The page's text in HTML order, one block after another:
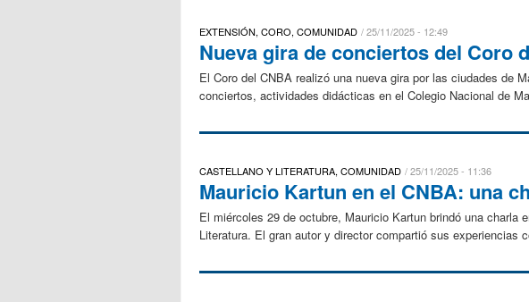
EXTENSIÓN, CORO, COMUNIDAD 25/11/2025 - 12:49
Nueva gira de conciertos del Coro
El Coro del CNBA realizó una nueva gira por las ciudades de
conciertos, actividades didácticas en el Colegio Nacional de
CASTELLANO Y LITERATURA, COMUNIDAD 25/11/2025 - 11:36
Mauricio Kartun en el CNBA: una
El miércoles 29 de octubre, Mauricio Kartun brindó una charla
Literatura. El gran autor y director compartió sus experiencias